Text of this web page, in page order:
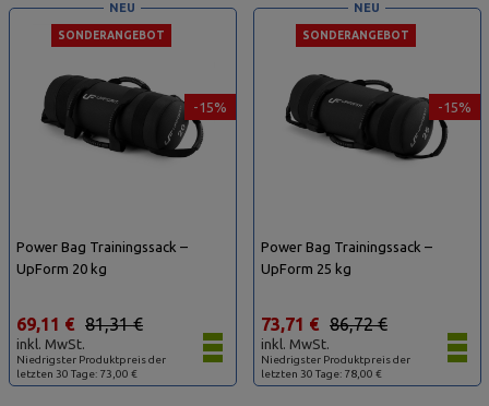
-15%
SONDERANGEBOT
NEU
Power Bag Trainingssack –
UpForm 20 kg
Niedrigster Produktpreis der
letzten 30 Tage: 73,00 €
81,31 €
69,11 €
inkl. MwSt.
-15%
SONDERANGEBOT
NEU
Power Bag Trainingssack –
UpForm 25 kg
Niedrigster Produktpreis der
letzten 30 Tage: 78,00 €
86,72 €
73,71 €
inkl. MwSt.